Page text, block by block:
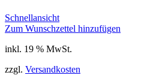
Schnellansicht
Zum Wunschzettel hinzufügen
inkl. 19 % MwSt.
zzgl. Versandkosten